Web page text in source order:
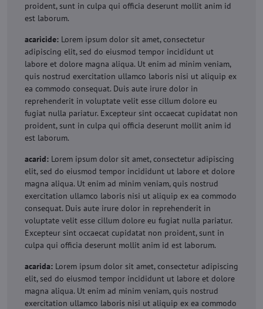
proident, sunt in culpa qui officia deserunt mollit anim id
est laborum.
acaricide: Lorem ipsum dolor sit amet, consectetur
adipiscing elit, sed do eiusmod tempor incididunt ut
labore et dolore magna aliqua. Ut enim ad minim veniam,
quis nostrud exercitation ullamco laboris nisi ut aliquip ex
ea commodo consequat. Duis aute irure dolor in
reprehenderit in voluptate velit esse cillum dolore eu
fugiat nulla pariatur. Excepteur sint occaecat cupidatat non
proident, sunt in culpa qui officia deserunt mollit anim id
est laborum.
acarid: Lorem ipsum dolor sit amet, consectetur adipiscing
elit, sed do eiusmod tempor incididunt ut labore et dolore
magna aliqua. Ut enim ad minim veniam, quis nostrud
exercitation ullamco laboris nisi ut aliquip ex ea commodo
consequat. Duis aute irure dolor in reprehenderit in
voluptate velit esse cillum dolore eu fugiat nulla pariatur.
Excepteur sint occaecat cupidatat non proident, sunt in
culpa qui officia deserunt mollit anim id est laborum.
acarida: Lorem ipsum dolor sit amet, consectetur adipiscing
elit, sed do eiusmod tempor incididunt ut labore et dolore
magna aliqua. Ut enim ad minim veniam, quis nostrud
exercitation ullamco laboris nisi ut aliquip ex ea commodo